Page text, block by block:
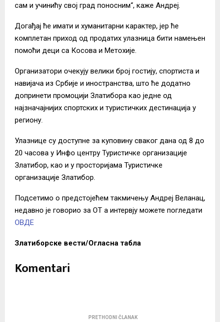
сам и учинићу свој град поносним“, каже Андреј.
Догађај ће имати и хуманитарни карактер, јер ће
комплетан приход од продатих улазница бити намењен
помоћи деци са Косова и Метохије.
Организатори очекују велики број гостију, спортиста и
навијача из Србије и иностранства, што ће додатно
допринети промоцији Златибора као једне од
најзначајнијих спортских и туристичких дестинација у
региону.
Улазнице су доступне за куповину сваког дана од 8 до
20 часова у Инфо центру Туристичке организације
Златибор, као и у просторијама Туристичке
организације Златибор.
Подсетимо о предстојећем такмичењу Андреј Веланац,
недавно је говорио за ОТ а интервју можете погледати
ОВДЕ
Златиборске вести/Огласна табла
Komentari
PRETHODNI ČLANAK